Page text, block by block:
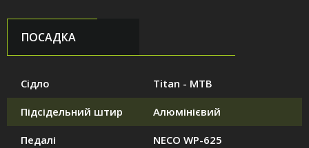
ПОСАДКА
Сідло Titan - MTB
Підсідельний штир Алюмінієвий
Педалі NECO WP-625